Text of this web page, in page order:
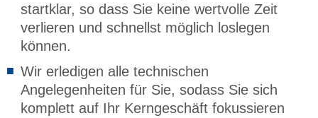
startklar, so dass Sie keine wertvolle Zeit
verlieren und schnellst möglich loslegen
können.
Wir erledigen alle technischen
Angelegenheiten für Sie, sodass Sie sich
komplett auf Ihr Kerngeschäft fokussieren